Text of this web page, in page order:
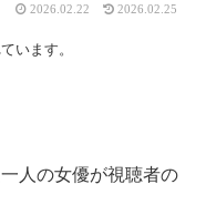
2026.02.22 2026.02.25
います。
人の女優が視聴者の